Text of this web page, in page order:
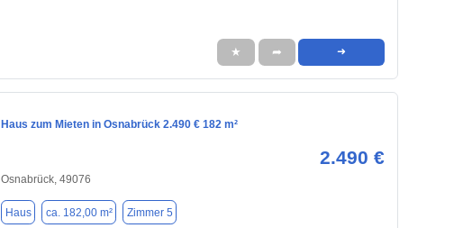
★ ➦ ➜
Haus zum Mieten in Osnabrück 2.490 € 182 m²
2.490 €
Osnabrück, 49076
Haus ca. 182,00 m² Zimmer 5